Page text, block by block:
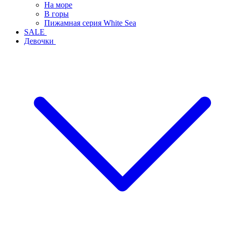
На море
В горы
Пижамная серия White Sea
SALE
Девочки